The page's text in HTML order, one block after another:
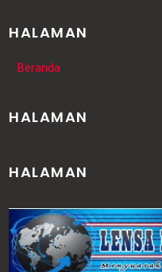
HALAMAN
Beranda
HALAMAN
HALAMAN